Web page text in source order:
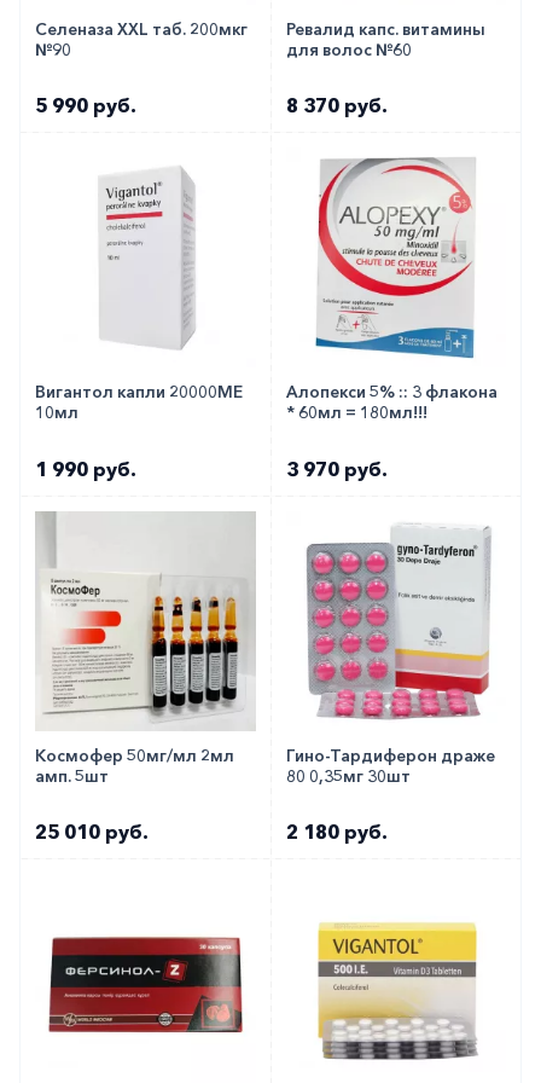
заказать по телефону8 800 301 52 86(бесплатно
с любого телефона по РФ)
Селеназа XXL таб. 200мкг
№90
5 990 руб.
Ревалид капс. витамины
для волос №60
8 370 руб.
Вигантол капли 20000МЕ
10мл
1 990 руб.
Алопекси 5% :: 3 флакона
* 60мл = 180мл!!!
3 970 руб.
Космофер 50мг/мл 2мл
амп. 5шт
25 010 руб.
Гино-Тардиферон драже
80 0,35мг 30шт
2 180 руб.